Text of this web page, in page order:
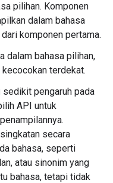
pilihan. Komponen
dalam bahasa
komponen pertama.
dalam bahasa pilihan,
terdekat.
pengaruh pada
API untuk
secara
bahasa, seperti
atau sinonim yang
bahasa, tetapi tidak